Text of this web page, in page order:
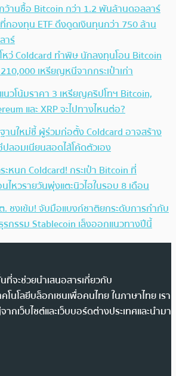
ว้านซื้อ Bitcoin กว่า 1.2 พันล้านดอลลาร์
กองทุน ETF ดึงดูดเงินทุนกว่า 750 ล้าน
าร์
หว่ Coldcard ทำพิษ นักลงทุนโอน Bitcoin
เหรียญหนีจากกระเป๋าเก่า
นวโน้มราคา 3 เหรียญคริปโทฯ Bitcoin,
และ XRP จะไปทางไหนต่อ?
านใหม่ชี้ ผู้ร่วมก่อตั้ง Coldcard อาจสร้าง
ลอมเนียนสอดไส้โค้ดตัวเอง
ะหนก Coldcard! กระเป๋า Bitcoin ที่
ไหวรายวันพุ่งแตะนิวไฮในรอบ 8 เดือน
. ชงเข้ม! จับมือแบงก์ชาติยกระดับการกำกับ
รกรรม Stablecoin เล็งออกแนวทางปีนี้
จะช่วยนำเสนอสารเกี่ยวกับ
โนโลยีบล็อกเชนเพื่อคนไทย ในภาษาไทย เรา
เว็บไซต์และเว็บบอร์ดต่างประเทศและนำมา